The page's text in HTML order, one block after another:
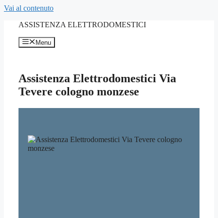
Vai al contenuto
ASSISTENZA ELETTRODOMESTICI
Menu
Assistenza Elettrodomestici Via
Tevere cologno monzese